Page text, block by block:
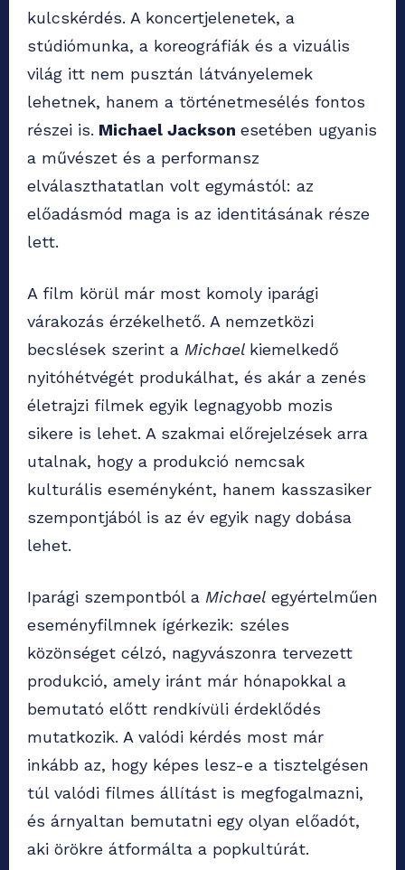
kulcskérdés. A koncertjelenetek, a
stúdiómunka, a koreográfiák és a vizuális
világ itt nem pusztán látványelemek
lehetnek, hanem a történetmesélés fontos
részei is. Michael Jackson esetében ugyanis
a művészet és a performansz
elválaszthatatlan volt egymástól: az
előadásmód maga is az identitásának része
lett.
A film körül már most komoly iparági
várakozás érzékelhető. A nemzetközi
becslések szerint a Michael kiemelkedő
nyitóhétvégét produkálhat, és akár a zenés
életrajzi filmek egyik legnagyobb mozis
sikere is lehet. A szakmai előrejelzések arra
utalnak, hogy a produkció nemcsak
kulturális eseményként, hanem kasszasiker
szempontjából is az év egyik nagy dobása
lehet.
Iparági szempontból a Michael egyértelműen
eseményfilmnek ígérkezik: széles
közönséget célzó, nagyvászonra tervezett
produkció, amely iránt már hónapokkal a
bemutató előtt rendkívüli érdeklődés
mutatkozik. A valódi kérdés most már
inkább az, hogy képes lesz-e a tisztelgésen
túl valódi filmes állítást is megfogalmazni,
és árnyaltan bemutatni egy olyan előadót,
aki örökre átformálta a popkultúrát.